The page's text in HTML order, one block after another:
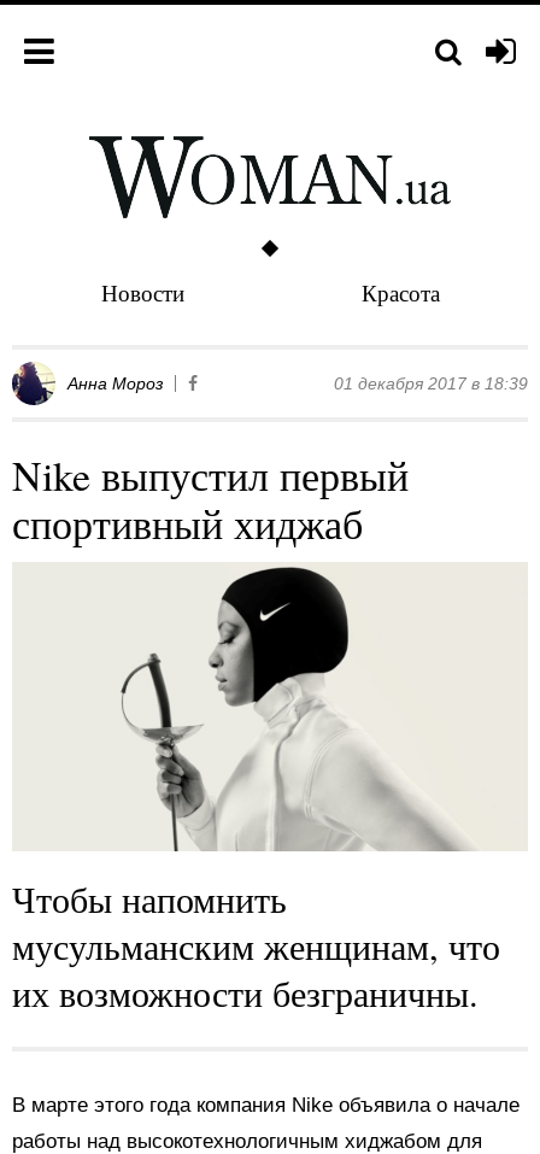
Новости Красота
Анна Мороз 01 декабря 2017 в 18:39
Nike выпустил первый
спортивный хиджаб
Чтобы напомнить
мусульманским женщинам, что
их возможности безграничны.
В марте этого года компания Nike объявила о начале
работы над высокотехнологичным хиджабом для